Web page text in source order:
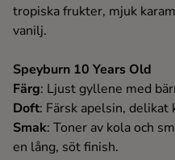
tropiska frukter, mjuk
vanilj.
Speyburn 10 Years Old
Färg: Ljust gyllene med
Doft: Färsk apelsin, delikat
Smak: Toner av kola och
en lång, söt finish.